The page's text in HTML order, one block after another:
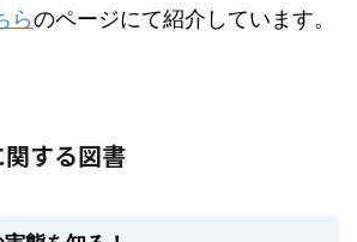
らのページにて紹介しています。
する図書